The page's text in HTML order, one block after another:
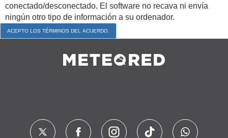
conectado/desconectado. El software no recava ni envía
ningún otro tipo de información a su ordenador.